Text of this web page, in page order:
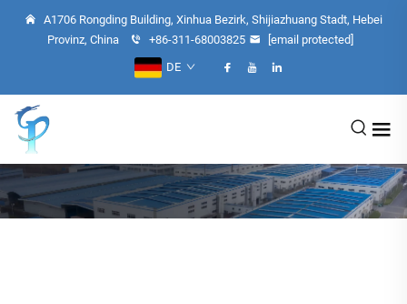
A1706 Rongding Building, Xinhua Bezirk, Shijiazhuang Stadt, Hebei
Provinz, China
+86-311-68003825
[email protected]
DE